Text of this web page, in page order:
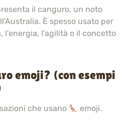
il canguro, un noto
È spesso usato per
l'energia, l'agilità o il concetto
emoji? (con esempi
che usano emoji.